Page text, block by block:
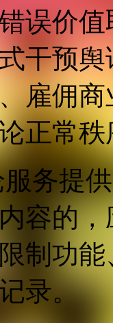
误价
干预
雇佣
正常
务提
容的
制功
录。